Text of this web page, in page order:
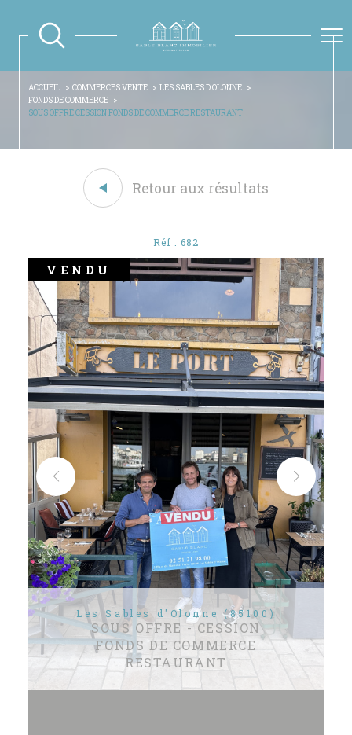
ACCUEIL COMMERCES VENTE
LES SABLES D OLONNE
FONDS DE COMMERCE
SOUS OFFRE CESSION FONDS DE COMMERCE RESTAURANT
Retour aux résultats
Réf : 682
VENDU
Les Sables d'Olonne (85100)
SOUS OFFRE - CESSION
FONDS DE COMMERCE
RESTAURANT